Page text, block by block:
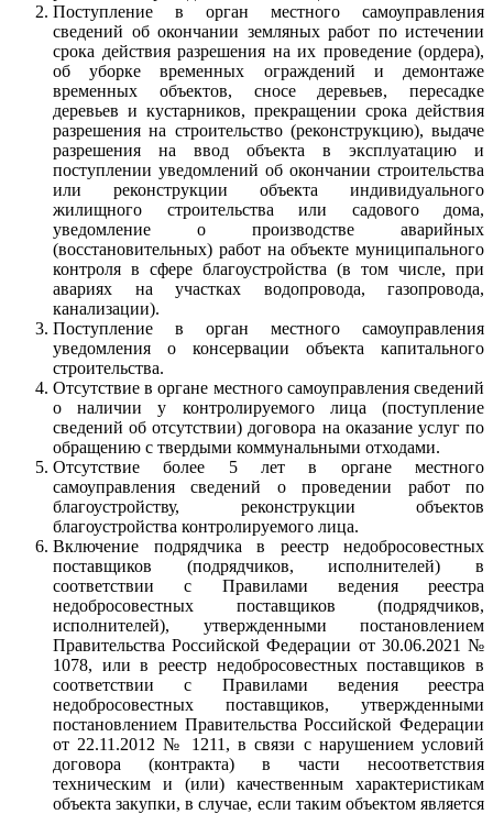
Поступление в орган местного самоуправления
сведений об окончании земляных работ по истечении
срока действия разрешения на их проведение (ордера),
об уборке временных ограждений и демонтаже
временных объектов, сносе деревьев, пересадке
деревьев и кустарников, прекращении срока действия
разрешения на строительство (реконструкцию), выдаче
разрешения на ввод объекта в эксплуатацию и
поступлении уведомлений об окончании строительства
или реконструкции объекта индивидуального
жилищного строительства или садового дома,
уведомление о производстве аварийных
(восстановительных) работ на объекте муниципального
контроля в сфере благоустройства (в том числе, при
авариях на участках водопровода, газопровода,
канализации).
Поступление в орган местного самоуправления
уведомления о консервации объекта капитального
строительства.
Отсутствие в органе местного самоуправления сведений
о наличии у контролируемого лица (поступление
сведений об отсутствии) договора на оказание услуг по
обращению с твердыми коммунальными отходами.
Отсутствие более 5 лет в органе местного
самоуправления сведений о проведении работ по
благоустройству, реконструкции объектов
благоустройства контролируемого лица.
Включение подрядчика в реестр недобросовестных
поставщиков (подрядчиков, исполнителей) в
соответствии с Правилами ведения реестра
недобросовестных поставщиков (подрядчиков,
исполнителей), утвержденными постановлением
Правительства Российской Федерации от 30.06.2021 №
1078, или в реестр недобросовестных поставщиков в
соответствии с Правилами ведения реестра
недобросовестных поставщиков, утвержденными
постановлением Правительства Российской Федерации
от 22.11.2012 № 1211, в связи с нарушением условий
договора (контракта) в части несоответствия
техническим и (или) качественным характеристикам
объекта закупки, в случае, если таким объектом является